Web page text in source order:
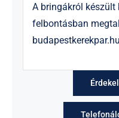
A bringákról készült
felbontásban